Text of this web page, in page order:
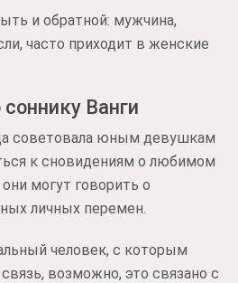
и обратной: мужчина,
часто приходит в женские
Ванги
советовала юным девушкам
к сновидениям о любимом
могут говорить о
личных перемен.
человек, с которым
возможно, это связано с